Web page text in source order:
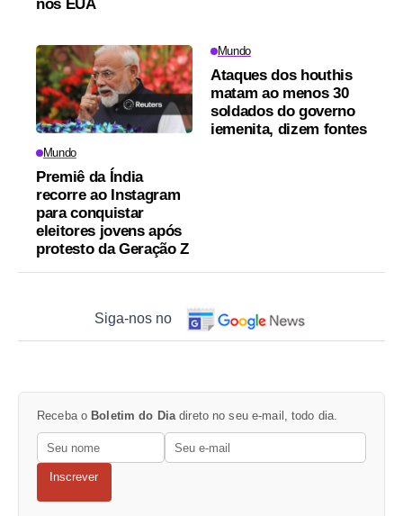
nos EUA
Mundo
Premiê da Índia
recorre ao Instagram
para conquistar
eleitores jovens após
protesto da Geração Z
Mundo
Ataques dos houthis
matam ao menos 30
soldados do governo
iemenita, dizem fontes
Siga-nos no
Receba o Boletim do Dia direto no seu e-mail, todo dia.
Inscrever